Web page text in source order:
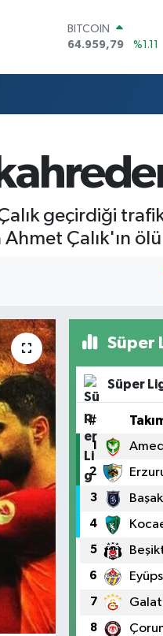
DOLAR
47,7436
%0.18
55,2510
%0.32
13.779
%-14
BITCOIN
geçirdiği trafik
Çalık'ın
Süper
Süper
#
1 Amed
2
3
4
5
6
7
8